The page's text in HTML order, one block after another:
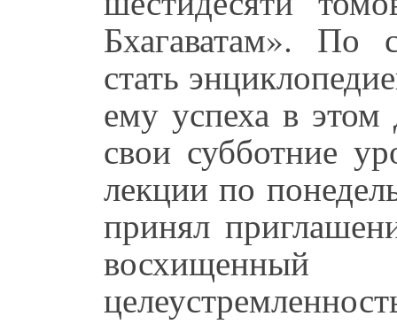
Бхагаватам». По
стать
ему успеха в
свои субботние
лекции по
принял